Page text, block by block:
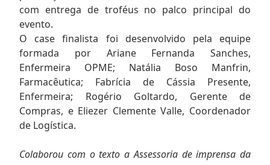
com entrega de troféus no palco principal do
evento.
O case finalista foi desenvolvido pela equipe
formada por Ariane Fernanda Sanches,
Enfermeira OPME; Natália Boso Manfrin,
Farmacêutica; Fabrícia de Cássia Presente,
Enfermeira; Rogério Goltardo, Gerente de
Compras, e Eliezer Clemente Valle, Coordenador
de Logística.
Colaborou com o texto a Assessoria de imprensa da